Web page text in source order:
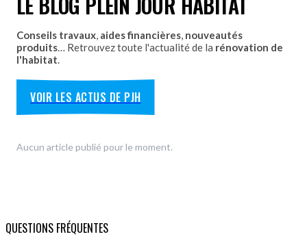
Conseils travaux, aides financières, nouveautés
produits… Retrouvez toute l'actualité de la rénovation de
l'habitat.
VOIR LES ACTUS DE PJH
Aucun article publié pour le moment.
QUESTIONS FRÉQUENTES